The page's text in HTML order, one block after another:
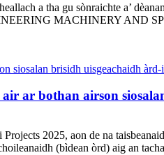
a tha gu sònraichte a’
MACHINERY AND
ar bothan airson
2025, aon de na
(bìdean òrd) aig an